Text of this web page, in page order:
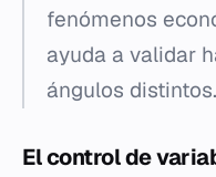
fenómenos
ayuda a validar
ángulos distintos.
El control de